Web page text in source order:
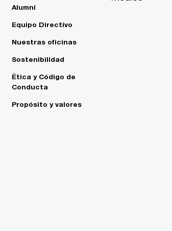
Alumni
Equipo Directivo
Nuestras oficinas
Sostenibilidad
Ética y Código de
Conducta
Propósito y valores